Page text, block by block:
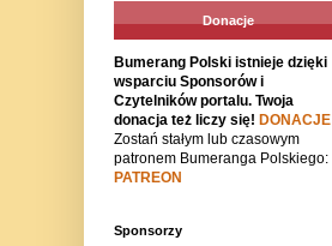
Donacje
Bumerang Polski istnieje dzięki
wsparciu Sponsorów i
Czytelników portalu. Twoja
donacja też liczy się! DONACJE
Zostań stałym lub czasowym
patronem Bumeranga Polskiego:
PATREON
Sponsorzy